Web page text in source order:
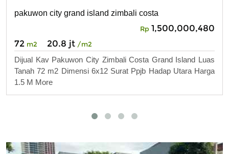
pakuwon city grand island zimbali costa
Rp 1,500,000,480
72 m2 20.8 jt /m2
Dijual Kav Pakuwon City Zimbali Costa Grand Island Luas
Tanah 72 m2 Dimensi 6x12 Surat Ppjb Hadap Utara Harga
1.5 M More